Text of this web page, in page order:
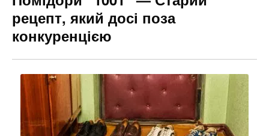
рецепт, який досі поза
конкуренцією